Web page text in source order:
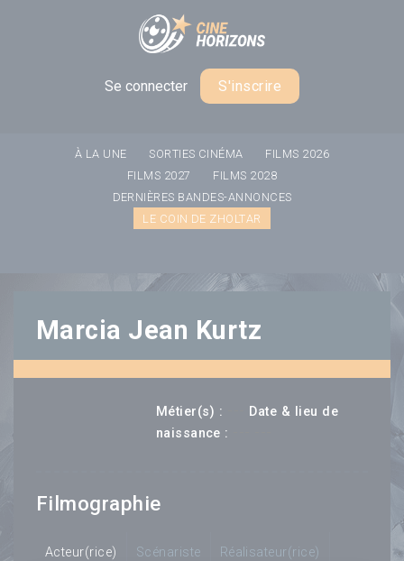
Se connecter S'inscrire
À LA UNE SORTIES CINÉMA
FILMS 2026
FILMS 2027
FILMS 2028
DERNIÈRES BANDES-ANNONCES
LE COIN DE ZHOLTAR
Marcia Jean Kurtz
Métier(s) :
Date & lieu de
naissance :
Filmographie
Acteur(rice) Scénariste Réalisateur(rice)
Panneau de gestion des cookies